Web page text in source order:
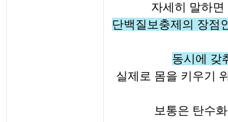
자세히
말하면
단백질보충제의 장점
동시에 갖
실제로 몸을 키우기
보통은 탄수